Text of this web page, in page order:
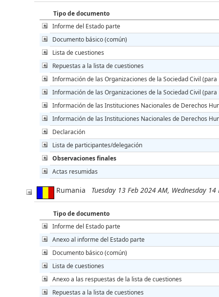
Tipo de documento
Informe del Estado parte
Documento básico (común)
Lista de cuestiones
Repuestas a la lista de cuestiones
Información de las Organizaciones de la Sociedad Civil (para
Información de las Organizaciones de la Sociedad Civil
Información de las Instituciones Nacionales de Derechos
Información de las Instituciones Nacionales de Derechos
Declaración
Lista de participantes/delegación
Observaciones finales
Actas resumidas
Rumania Tuesday 13 Feb 2024 AM, Wednesday 14
Tipo de documento
Informe del Estado parte
Anexo al informe del Estado parte
Documento básico (común)
Lista de cuestiones
Anexo a las respuestas de la lista de cuestiones
Repuestas a la lista de cuestiones